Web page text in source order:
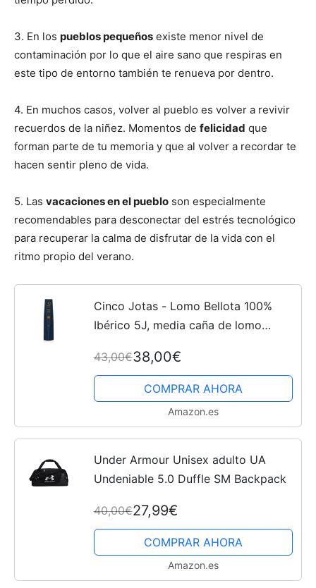
3. En los pueblos pequeños existe menor nivel de
contaminación por lo que el aire sano que respiras en
este tipo de entorno también te renueva por dentro.
4. En muchos casos, volver al pueblo es volver a revivir
recuerdos de la niñez. Momentos de felicidad que
forman parte de tu memoria y que al volver a recordar te
hacen sentir pleno de vida.
5. Las vacaciones en el pueblo son especialmente
recomendables para desconectar del estrés tecnológico
para recuperar la calma de disfrutar de la vida con el
ritmo propio del verano.
Cinco Jotas - Lomo Bellota 100%
Ibérico 5J, media caña de lomo
43,00€38,00€
COMPRAR AHORA
Amazon.es
Under Armour Unisex adulto UA
Undeniable 5.0 Duffle SM Backpack
40,00€27,99€
COMPRAR AHORA
Amazon.es